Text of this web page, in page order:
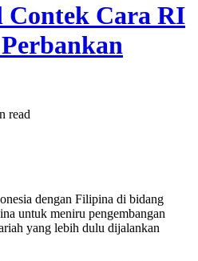
Cara RI
read
dengan Filipina di bidang
untuk meniru pengembangan
yang lebih dulu dijalankan